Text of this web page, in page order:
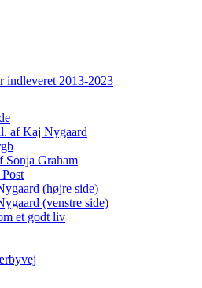
indleveret 2013-2023
af Kaj Nygaard
Sonja Graham
(højre side)
(venstre side)
et godt liv